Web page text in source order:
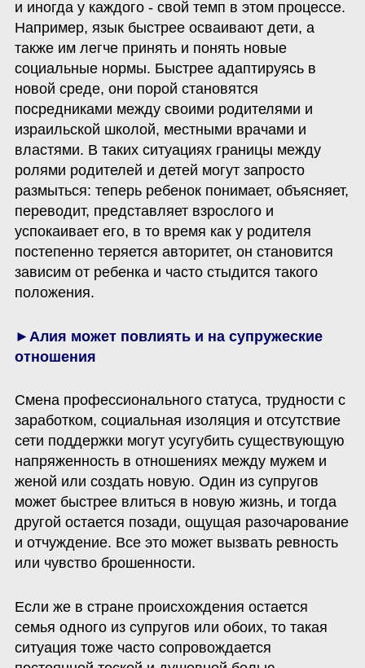
и иногда у каждого - свой темп в этом процессе.
Например, язык быстрее осваивают дети, а
также им легче принять и понять новые
социальные нормы. Быстрее адаптируясь в
новой среде, они порой становятся
посредниками между своими родителями и
израильской школой, местными врачами и
властями. В таких ситуациях границы между
ролями родителей и детей могут запросто
размыться: теперь ребенок понимает, объясняет,
переводит, представляет взрослого и
успокаивает его, в то время как у родителя
постепенно теряется авторитет, он становится
зависим от ребенка и часто стыдится такого
положения.
►Алия может повлиять и на супружеские
отношения
Смена профессионального статуса, трудности с
заработком, социальная изоляция и отсутствие
сети поддержки могут усугубить существующую
напряженность в отношениях между мужем и
женой или создать новую. Один из супругов
может быстрее влиться в новую жизнь, и тогда
другой остается позади, ощущая разочарование
и отчуждение. Все это может вызвать ревность
или чувство брошенности.
Если же в стране происхождения остается
семья одного из супругов или обоих, то такая
ситуация тоже часто сопровождается